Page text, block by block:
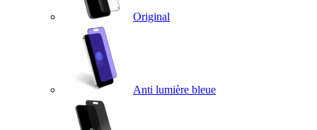
Original
Anti lumière bleue